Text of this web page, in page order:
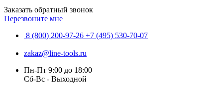
Заказать обратный звонок
Перезвоните мне
8 (800) 200-97-26 +7 (495) 530-70-07
zakaz@line-tools.ru
Пн-Пт 9:00 до 18:00
Сб-Вс - Выходной